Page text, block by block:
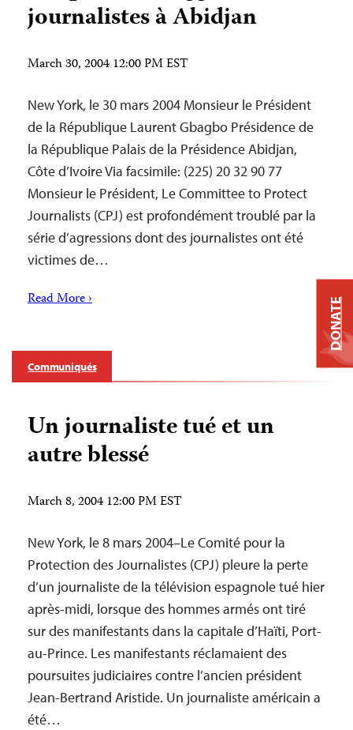
journalistes à Abidjan
March 30, 2004 12:00 PM EST
New York, le 30 mars 2004 Monsieur le Président
de la République Laurent Gbagbo Présidence de
la République Palais de la Présidence Abidjan,
Côte d’Ivoire Via facsimile: (225) 20 32 90 77
Monsieur le Président, Le Committee to Protect
Journalists (CPJ) est profondément troublé par la
série d’agressions dont des journalistes ont été
victimes de…
Read More ›
Communiqués
Un journaliste tué et un
autre blessé
March 8, 2004 12:00 PM EST
New York, le 8 mars 2004–Le Comité pour la
Protection des Journalistes (CPJ) pleure la perte
d’un journaliste de la télévision espagnole tué hier
après-midi, lorsque des hommes armés ont tiré
sur des manifestants dans la capitale d’Haïti, Port-
au-Prince. Les manifestants réclamaient des
poursuites judiciaires contre l’ancien président
Jean-Bertrand Aristide. Un journaliste américain a
été…
DONATE